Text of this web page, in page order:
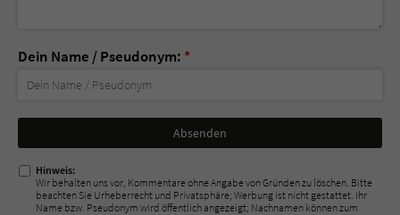
Dein Name / Pseudonym: *
Nicht
ausfüllen!
Hinweis:
Wir behalten uns vor, Kommentare ohne Angabe von Gründen zu löschen. Bitte
beachten Sie Urheberrecht und Privatsphäre; Werbung ist nicht gestattet. Ihr
Name bzw. Pseudonym wird öffentlich angezeigt; Nachnamen können zum